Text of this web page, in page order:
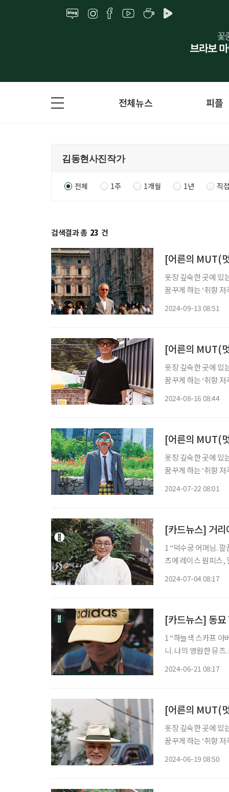
전체뉴스 피플
전체 1주 1개월 1년 직
검색결과 총 23 건
[어른의 MUT(
옷장 깊숙한 곳에 있
꿈꾸게 하는 ‘취향
2024-09-13 08:51
[어른의 MUT(
옷장 깊숙한 곳에 있
꿈꾸게 하는 ‘취향
2024-08-16 08:44
[어른의 MUT(
옷장 깊숙한 곳에 있
꿈꾸게 하는 ‘취향
2024-07-22 08:01
[카드뉴스] 거리
1 “덕수궁 어머님. 깔끔
츠에 레이스 원피스, 밀짚
2024-07-04 08:17
[카드뉴스] 동묘
1 “하늘색 스카프 아버
니. 나의 영원한 뮤즈. 스카프
2024-06-21 08:17
[어른의 MUT(
옷장 깊숙한 곳에 있
꿈꾸게 하는 ‘취향
2024-06-19 08:50